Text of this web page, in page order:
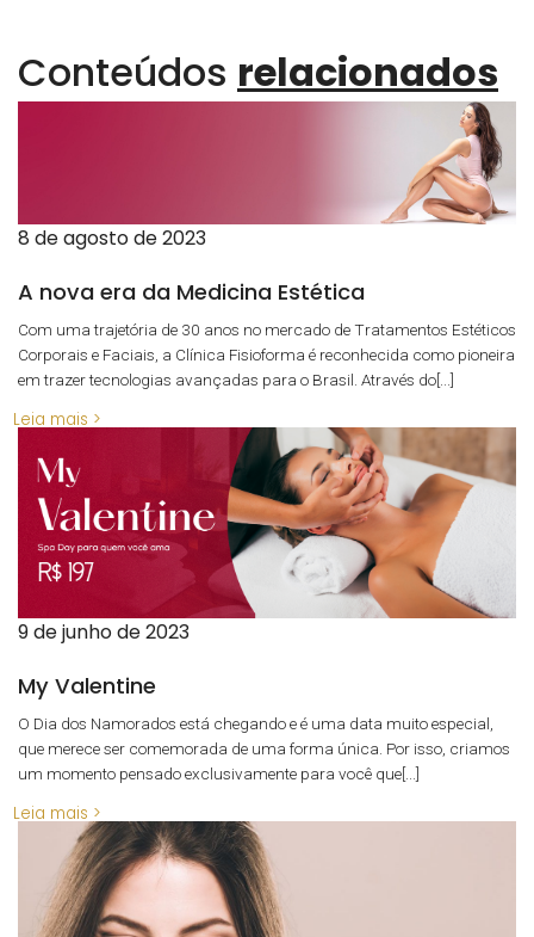
Conteúdos relacionados
8 de agosto de 2023
A nova era da Medicina Estética
Com uma trajetória de 30 anos no mercado de Tratamentos Estéticos
Corporais e Faciais, a Clínica Fisioforma é reconhecida como pioneira
em trazer tecnologias avançadas para o Brasil. Através do[...]
Leia mais >
9 de junho de 2023
My Valentine
O Dia dos Namorados está chegando e é uma data muito especial,
que merece ser comemorada de uma forma única. Por isso, criamos
um momento pensado exclusivamente para você que[...]
Leia mais >